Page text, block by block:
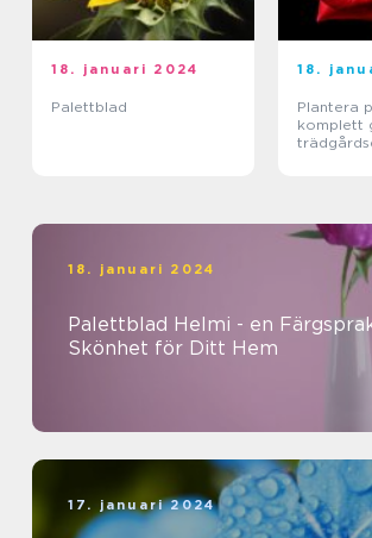
18. januari 2024
Palettblad
18.
Plantera
komplett
18. januari 2024
Palettblad Helmi - en
Skönhet för Ditt Hem
17. januari 2024